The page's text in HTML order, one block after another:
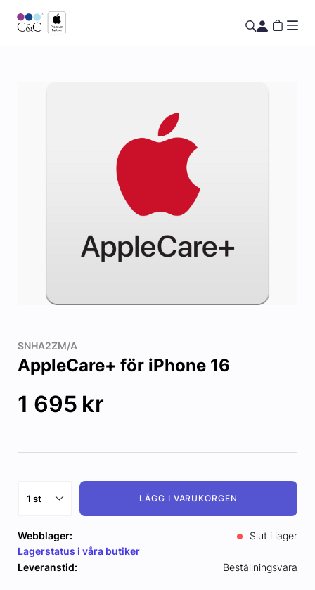
SNHA2ZM/A
AppleCare+ för iPhone 16
1 695 kr
LÄGG I VARUKORGEN
Webblager:
Slut i lager
Lagerstatus i våra butiker
Leveranstid:
Beställningsvara